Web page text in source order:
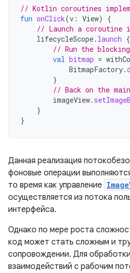
// Kotlin coroutines
fun onClick(v : View)
{
// Launch a
lifecycleScope. launch {
// Run the
val bitmap =
BitmapFactory.
}
// Back on the
imageView.
}
}
Данная реализация
фоновые операции
то время как управление
осуществляется из потока
интерфейса.
Однако по мере роста
код может стать сложным и
сопровождении. Для
взаимодействий с рабочим